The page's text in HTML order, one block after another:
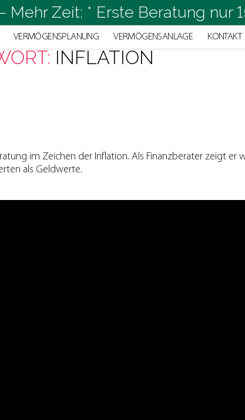
Zeit: * Erste Beratung nur
VERMÖGENSPLANUNG VERMÖGENSANLAGE KONTAKT
INFLATION
im Zeichen der Inflation. Als Finanzberater zeigt er
als Geldwerte.